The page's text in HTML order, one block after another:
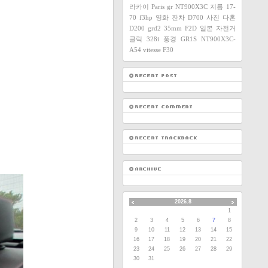
라카이 Paris gr NT900X3C 지름 17-
70 f3hp 영화 잔차 D700 사진 다혼
D200 grd2 35mm F2D 일본 자전거
클릭
328i 풍경 GR1S
NT900X3C-
A54 vitesse F30
2026.8
1
2
3 4 5 6 7
8
9
10 11 12 13 14
15
16
17 18 19 20 21
22
23
24 25 26 27 28
29
30
31